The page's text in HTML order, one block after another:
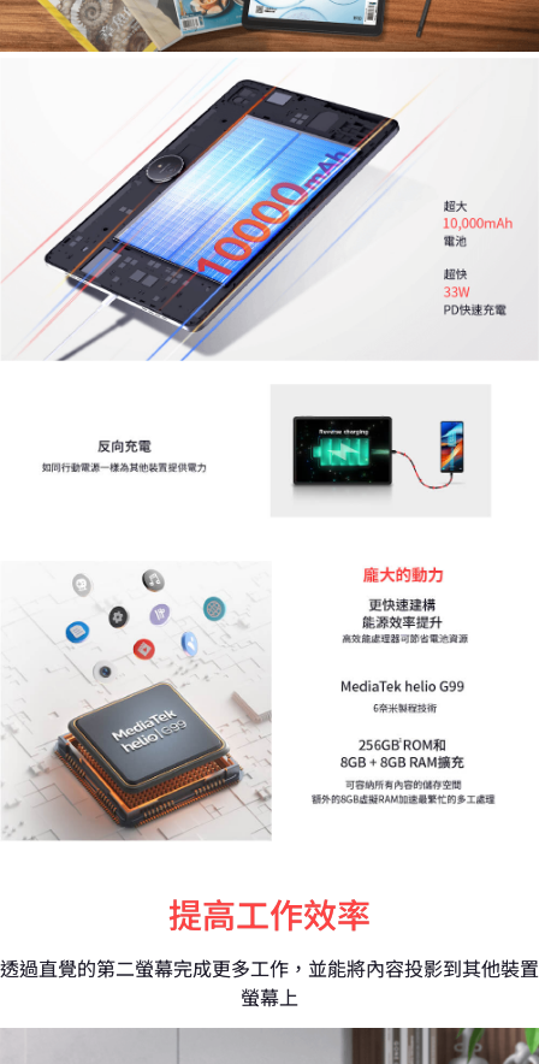
提高工作效率
透過直覺的第二螢幕完成更多工作，並能將內容投影到其他裝置
螢幕上